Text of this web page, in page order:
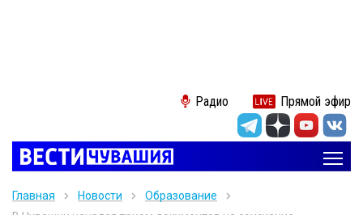
Радио Прямой эфир
Главная Новости
Образование